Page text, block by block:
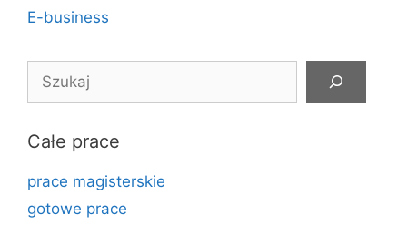
E-business
Całe prace
prace magisterskie
gotowe prace